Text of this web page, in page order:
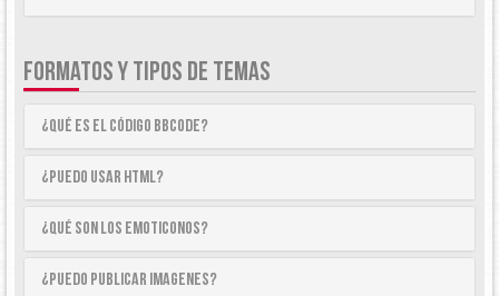
FORMATOS Y TIPOS DE TEMAS
¿Qué es el código BBCode?
¿Puedo usar HTML?
¿Qué son los emoticonos?
¿Puedo publicar imagenes?